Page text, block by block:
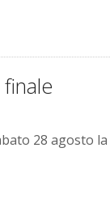
28 agosto la